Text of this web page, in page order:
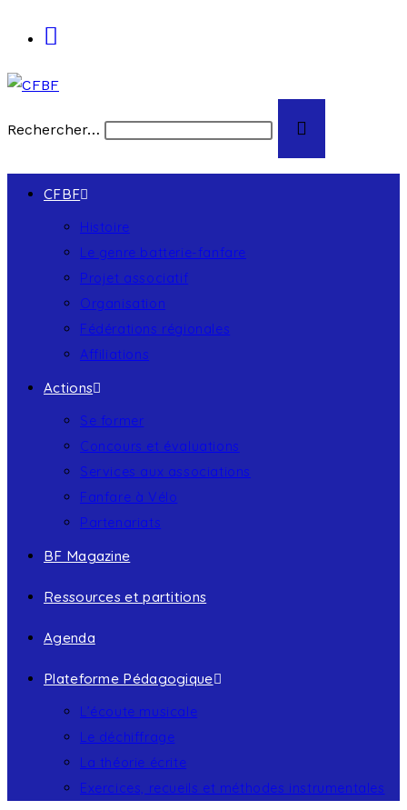
Rechercher…
CFBF
Histoire
Le genre batterie-fanfare
Projet associatif
Organisation
Fédérations régionales
Affiliations
Actions
Se former
Concours et évaluations
Services aux associations
Fanfare à Vélo
Partenariats
BF Magazine
Ressources et partitions
Agenda
Plateforme Pédagogique
L’écoute musicale
Le déchiffrage
La théorie écrite
Exercices, recueils et méthodes instrumentales